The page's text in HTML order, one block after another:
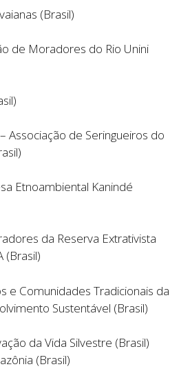
(Brasil)
de Moradores do Rio Unini
Associação de Seringueiros do
Etnoambiental Kanindé
da Reserva Extrativista
(Brasil)
e Comunidades Tradicionais da
Sustentável (Brasil)
da Vida Silvestre (Brasil)
(Brasil)